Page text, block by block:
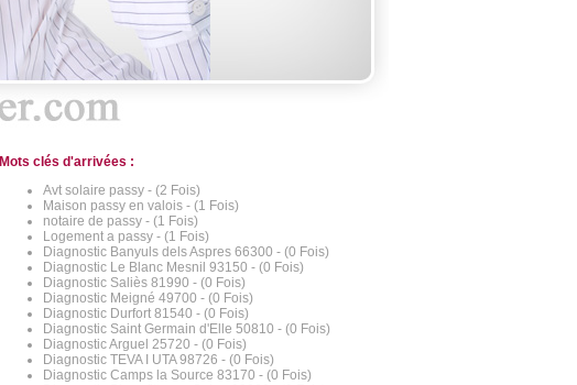
Mots clés d'arrivées :
Avt solaire passy - (2 Fois)
Maison passy en valois - (1 Fois)
notaire de passy - (1 Fois)
Logement a passy - (1 Fois)
Diagnostic Banyuls dels Aspres 66300 - (0 Fois)
Diagnostic Le Blanc Mesnil 93150 - (0 Fois)
Diagnostic Saliès 81990 - (0 Fois)
Diagnostic Meigné 49700 - (0 Fois)
Diagnostic Durfort 81540 - (0 Fois)
Diagnostic Saint Germain d'Elle 50810 - (0 Fois)
Diagnostic Arguel 25720 - (0 Fois)
Diagnostic TEVA I UTA 98726 - (0 Fois)
Diagnostic Camps la Source 83170 - (0 Fois)